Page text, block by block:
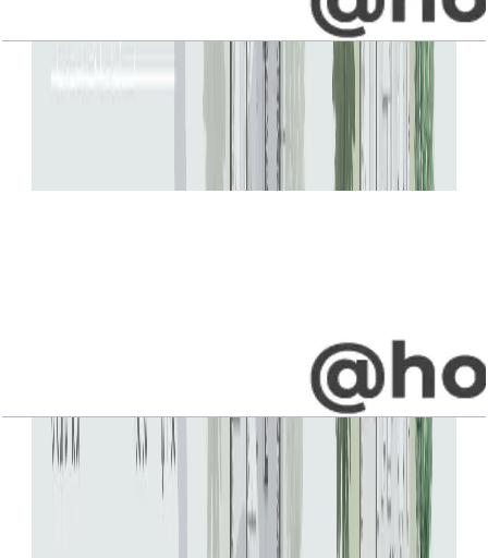
Jebel Ali Village, Villa, 4BR, Type G2,
Penthouse-Upper-Entry Level, 5484 SQFT
Jebel Ali Village, Villa, 4BR, Type H1, Upper-
Entry Level, 4238 SQFT